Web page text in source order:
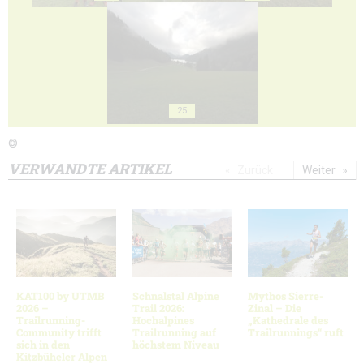
25
©
VERWANDTE ARTIKEL
KAT100 by UTMB
2026 –
Trailrunning-
Community trifft
sich in den
Kitzbüheler Alpen
Schnalstal Alpine
Trail 2026:
Hochalpines
Trailrunning auf
höchstem Niveau
Mythos Sierre-
Zinal – Die
„Kathedrale des
Trailrunnings“ ruft
Weiter